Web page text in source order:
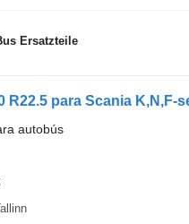
Ersatzteile
R22.5 para Scania K,N,F-
autobús